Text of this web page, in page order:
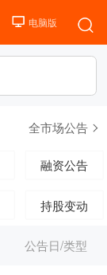
全市场公告
融资公告
持股变动
公告日/类型